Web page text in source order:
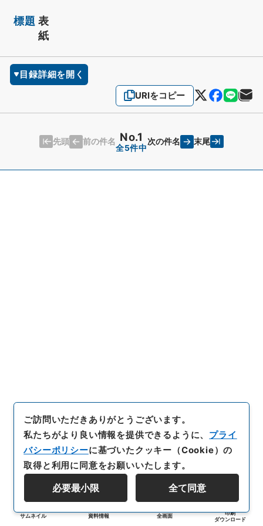
標題 表
紙
目録詳細を開く
URIをコピー
先頭 前の件名 No.1
全5件中
次の件名 末尾
サムネイル 資料情報 全画面
印刷
ダウンロード
ご訪問いただきありがとうございます。
私たちがより良い情報を提供できるように、 プライ
バシーポリシーに基づいたクッキー（Cookie）の
取得と利用に同意をお願いいたします。
必要最小限 全て同意